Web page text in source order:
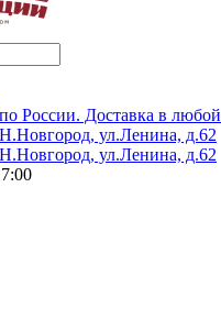
по России. Доставка в
Н.Новгород, ул.Ленина, д.62
Н.Новгород, ул.Ленина, д.62